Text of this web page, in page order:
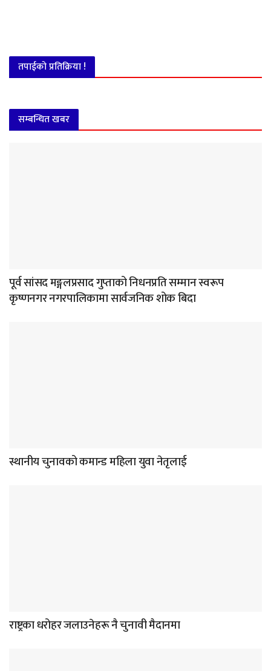
तपाईको प्रतिक्रिया !
सम्बन्धित खबर
पूर्व सांसद मङ्गलप्रसाद गुप्ताको निधनप्रति सम्मान स्वरूप
कृष्णनगर नगरपालिकामा सार्वजनिक शोक बिदा
स्थानीय चुनावको कमान्ड महिला युवा नेतृलाई
राष्ट्रका धरोहर जलाउनेहरू नै चुनावी मैदानमा